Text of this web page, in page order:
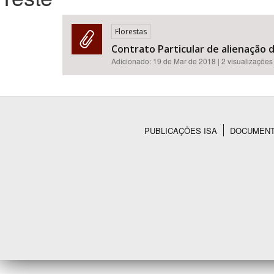
Área de Levantamento
Florestas
Contrato Particular de alienação
Adicionado: 19 de Mar de 2018 | 2 visualizações
PUBLICAÇÕES ISA